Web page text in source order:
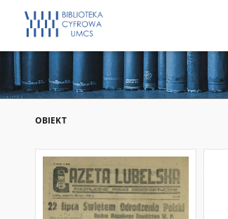
OBIEKT